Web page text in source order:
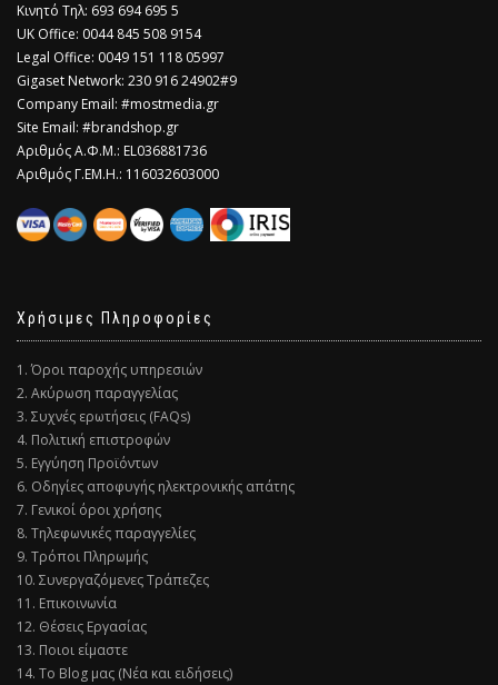
Κινητό Τηλ: 693 694 695 5
​UK Office: 0044 845 508 9154
Legal Office: 0049 151 118 05997
Gigaset Network: 230 916 24902#9
Company Email: #mostmedia.gr
Site Email: #brandshop.gr
Αριθμός Α.Φ.Μ.: EL036881736
Αριθμός Γ.ΕΜ.Η.: 116032603000
Χρήσιμες Πληροφορίες
1. Όροι παροχής υπηρεσιών
2. Ακύρωση παραγγελίας
3. Συχνές ερωτήσεις (FAQs)
4. Πολιτική επιστροφών
5. Εγγύηση Προϊόντων
6. Οδηγίες αποφυγής ηλεκτρονικής απάτης
7. Γενικοί όροι χρήσης
8. Τηλεφωνικές παραγγελίες
9. Τρόποι Πληρωμής
10. Συνεργαζόμενες Τράπεζες
11. Επικοινωνία
12. Θέσεις Εργασίας
13. Ποιοι είμαστε
14. Το Blog μας (Νέα και ειδήσεις)